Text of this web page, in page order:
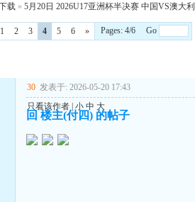
载 » 5月20日 2026U17亚洲杯半决赛 中国VS澳大
1 2 3 4 5 6 » Pages: 4/6 Go
30 发表于: 2026-05-20 17:43
只看该作者 小 中 大
回 楼主(付四) 的帖子